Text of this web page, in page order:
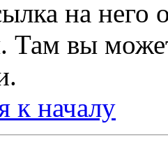
на него
Там вы
к началу